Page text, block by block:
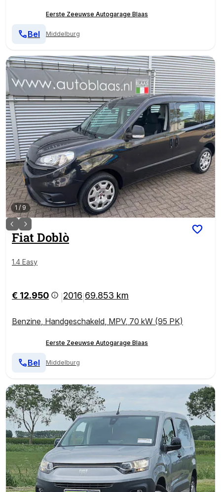
Eerste Zeeuwse Autogarage Blaas
Middelburg
Bel
1 / 9
Fiat Doblò
1.4 Easy
€ 12.950 2016 69.853 km
Benzine, Handgeschakeld, MPV, 70 kW (95 PK)
Eerste Zeeuwse Autogarage Blaas
Middelburg
Bel